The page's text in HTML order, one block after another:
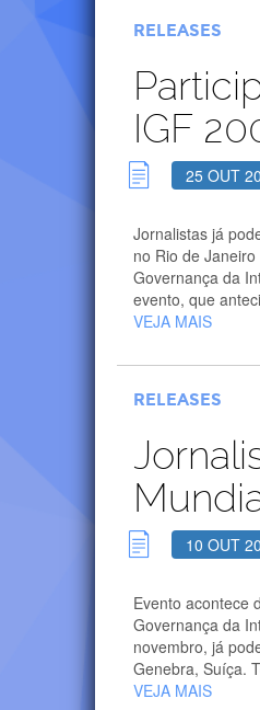
RELEASES
IGF
25 OUT
Jornalistas já
no Rio de
Governança da
evento, que
VEJA MAIS
RELEASES
10 OUT
Evento acontece
Governança da
novembro, já
Genebra, Suíça.
VEJA MAIS